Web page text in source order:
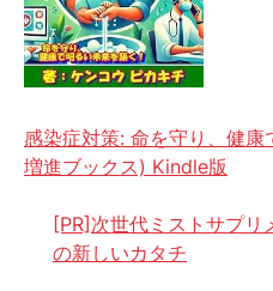
感染症対策: 命を守り、健
増進ブックス) Kindle版
[PR]次世代ミストサプ
の新しいカタチ